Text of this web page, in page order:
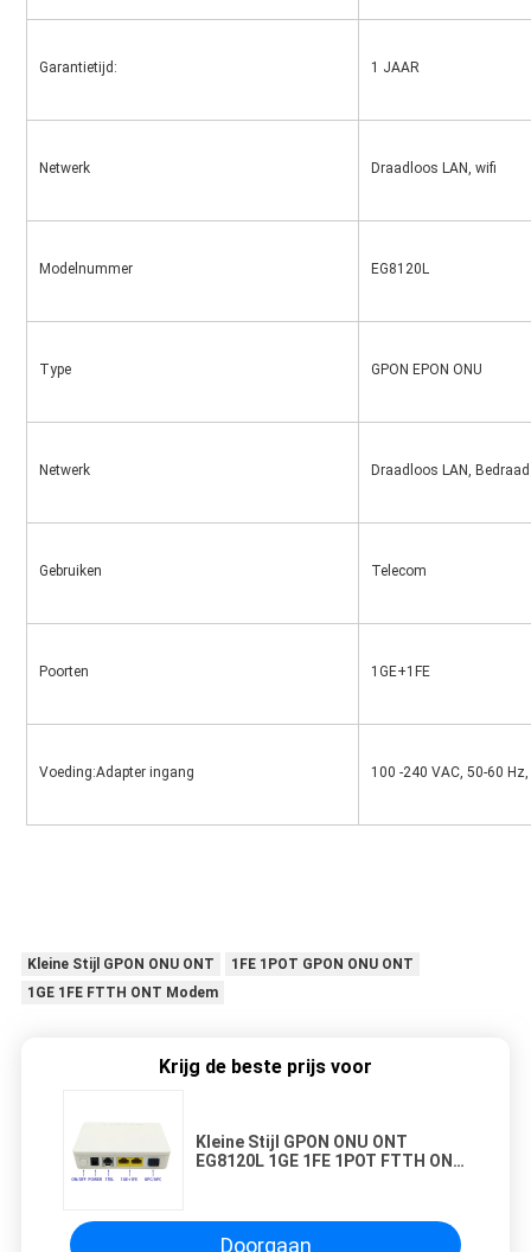
Garantietijd: 1 JAAR
Netwerk Draadloos LAN, wifi
Modelnummer EG8120L
Type GPON EPON ONU
Netwerk Draadloos LAN, Bedraad
Gebruiken Telecom
Poorten 1GE+1FE
Voeding:Adapter ingang 100 -240 VAC, 50-60 Hz,
Kleine Stijl GPON ONU ONT
1FE 1POT GPON ONU ONT
1GE 1FE FTTH ONT Modem
Krijg de beste prijs voor
Kleine Stijl GPON ONU ONT
EG8120L 1GE 1FE 1POT FTTH ONT
Doorgaan